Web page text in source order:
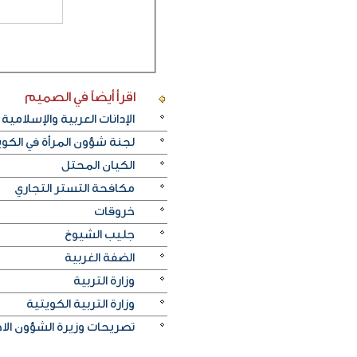
اقرأ أيضاً في الصميم
الإدانات العربية والإسلامية
لجنة شؤون المرأة في
الكيان المحتل
مكافحة التستر التجاري
خروقات
جليب الشيوخ
الضفة الغربية
وزارة التربية
وزارة التربية الكويتية
تصريحات وزيرة الشؤون